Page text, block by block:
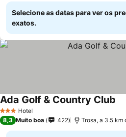
Selecione as datas para ver os
exatos.
3 EstrelasHotel
Ada Golf & Country Club
8,3 Muito boa 422 Trosa, a 3.5 km